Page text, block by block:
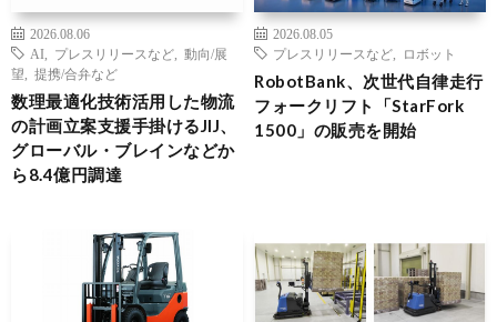
2026.08.06
AI
プレスリリースなど
動向/展
望
提携/合弁など
数理最適化技術活用した物流
の計画立案支援手掛けるJIJ、
グローバル・ブレインなどか
ら8.4億円調達
2026.08.05
プレスリリースなど
ロボット
RobotBank、次世代自律走行
フォークリフト「StarFork
1500」の販売を開始